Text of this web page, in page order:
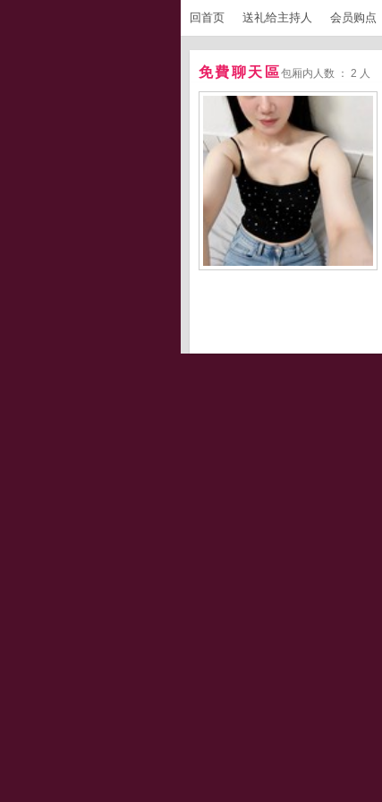
回首页 送礼给主持人 会员购点
免費聊天區包厢内人数 ： 2 人